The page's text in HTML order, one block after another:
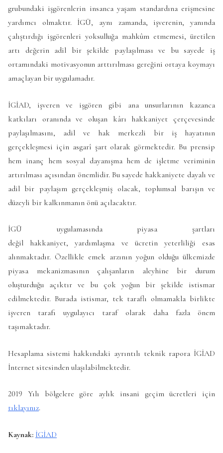
grubundaki işgörenlerin insanca yaşam standardına erişmesine
yardımcı olmaktır. İGÜ, aynı zamanda, işverenin, yanında
çalıştırdığı işgörenleri yoksulluğa mahkûm etmemesi, üretilen
artı değerin adil bir şekilde paylaşılması ve bu sayede iş
ortamındaki motivasyonun arttırılması gereğini ortaya koymayı
amaçlayan bir uygulamadır.
İGİAD, işveren ve işgören gibi ana unsurlarının kazanca
katkıları oranında ve oluşan kârı hakkaniyet çerçevesinde
paylaşılmasını, adil ve hak merkezli bir iş hayatının
gerçekleşmesi için asgarî şart olarak görmektedir. Bu prensip
hem inanç hem sosyal dayanışma hem de işletme veriminin
artırılması açısından önemlidir. Bu sayede hakkaniyete dayalı ve
adil bir paylaşım gerçekleşmiş olacak, toplumsal barışın ve
düzeyli bir kalkınmanın önü açılacaktır.
İGÜ uygulamasında piyasa şartları
değil hakkaniyet, yardımlaşma ve ücretin yeterliliği esas
alınmaktadır. Özellikle emek arzının yoğun olduğu ülkemizde
piyasa mekanizmasının çalışanların aleyhine bir durum
oluşturduğu açıktır ve bu çok yoğun bir şekilde istismar
edilmektedir. Burada istismar, tek taraflı olmamakla birlikte
işveren tarafı uygulayıcı taraf olarak daha fazla önem
taşımaktadır.
Hesaplama sistemi hakkındaki ayrıntılı teknik rapora İGİAD
İnternet sitesinden ulaşılabilmektedir.
2019 Yılı bölgelere göre aylık insani geçim ücretleri için
tıklayınız.
Kaynak: İGİAD